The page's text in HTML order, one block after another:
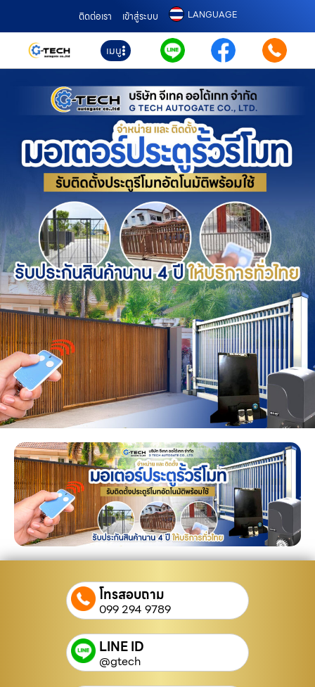
ติดต่อเรา เข้าสู่ระบบ LANGUAGE
เมนู
โทรสอบถาม
099 294 9789
LINE ID
@gtech